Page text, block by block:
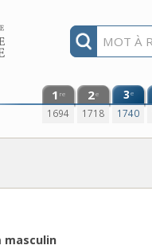
1 re
1694
2e
1718
3e
1740
masculin